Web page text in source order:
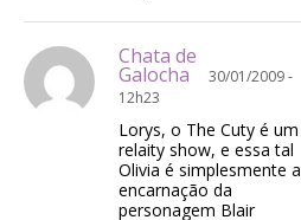
Chata de
Galocha
30/01/2009 -
12h23
Lorys, o The Cuty é um
relaity show, e essa tal
Olivia é simplesmente a
encarnação da
personagem Blair